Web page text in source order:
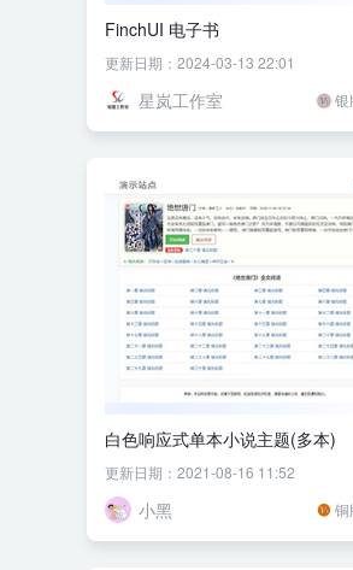
FinchUI 电子书
更新日期：2024-03-13 22:01
星岚工作室 银
白色响应式单本小说主题(多本)
更新日期：2021-08-16 11:52
小黑 铜